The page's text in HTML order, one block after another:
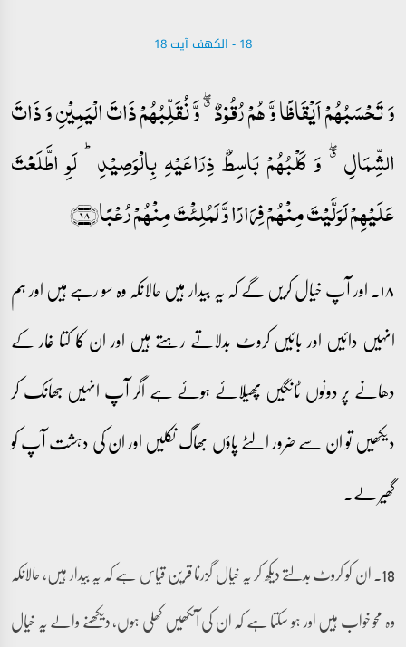
18 - ‎الكهف آیت 18
وَ تَحۡسَبُہُمۡ اَیۡقَاظًا وَّ ہُمۡ رُقُوۡدٌ ٭ۖ وَّ نُقَلِّبُہُمۡ ذَاتَ الۡیَمِیۡنِ وَ ذَاتَ
الشِّمَالِ ٭ۖ وَ کَلۡبُہُمۡ بَاسِطٌ ذِرَاعَیۡہِ بِالۡوَصِیۡدِ ؕ لَوِ اطَّلَعۡتَ
عَلَیۡہِمۡ لَوَلَّیۡتَ مِنۡہُمۡ فِرَارًا وَّ لَمُلِئۡتَ مِنۡہُمۡ رُعۡبًا﴿۱۸﴾
۱۸۔ اور آپ خیال کریں گے کہ یہ بیدار ہیں حالانکہ وہ سو رہے ہیں اور ہم
انہیں دائیں اور بائیں کروٹ بدلاتے رہتے ہیں اور ان کا کتا غار کے
دھانے پر دونوں ٹانگیں پھیلائے ہوئے ہے اگر آپ انہیں جھانک کر
دیکھیں تو ان سے ضرور الٹے پاؤں بھاگ نکلیں اور ان کی دہشت آپ کو
گھیر لے۔
18۔ ان کو کروٹ بدلتے دیکھ کر یہ خیال گزرنا قرین قیاس ہے کہ یہ بیدار ہیں، حالانکہ
وہ محو خواب ہیں اور ہو سکتا ہے کہ ان کی آنکھیں کھلی ہوں، دیکھنے والے یہ خیال